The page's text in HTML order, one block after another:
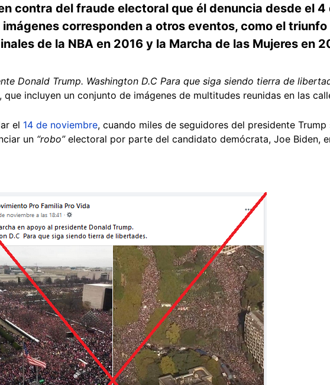
contra del fraude electoral que él denuncia desde el 4
corresponden a otros eventos, como el triunfo
de la NBA en 2016 y la Marcha de las Mujeres en
Donald Trump. Washington D.C Para que siga siendo tierra de
que incluyen un conjunto de imágenes de multitudes reunidas en las
el 14 de noviembre, cuando miles de seguidores del presidente Trump
un “robo” electoral por parte del candidato demócrata, Joe Biden,